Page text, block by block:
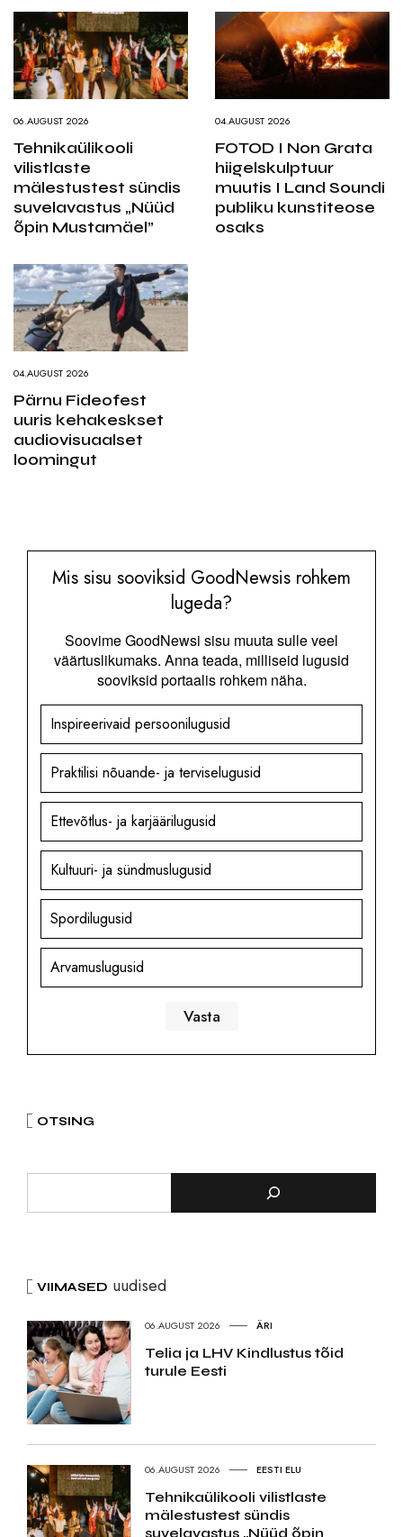
06.AUGUST 2026
Tehnikaülikooli
vilistlaste
mälestustest sündis
suvelavastus „Nüüd
õpin Mustamäel”
04.AUGUST 2026
FOTOD I Non Grata
hiigelskulptuur
muutis I Land Soundi
publiku kunstiteose
osaks
04.AUGUST 2026
Pärnu Fideofest
uuris kehakeskset
audiovisuaalset
loomingut
Mis sisu sooviksid GoodNewsis rohkem
lugeda?
Soovime GoodNewsi sisu muuta sulle veel
väärtuslikumaks. Anna teada, milliseid lugusid
sooviksid portaalis rohkem näha.
Inspireerivaid persoonilugusid
Praktilisi nõuande- ja terviselugusid
Ettevõtlus- ja karjäärilugusid
Kultuuri- ja sündmuslugusid
Spordilugusid
Arvamuslugusid
OTSING
VIIMASED uudised
06.AUGUST 2026 ÄRI
Telia ja LHV Kindlustus tõid
turule Eesti
06.AUGUST 2026 EESTI ELU
Tehnikaülikooli vilistlaste
mälestustest sündis
suvelavastus „Nüüd õpin